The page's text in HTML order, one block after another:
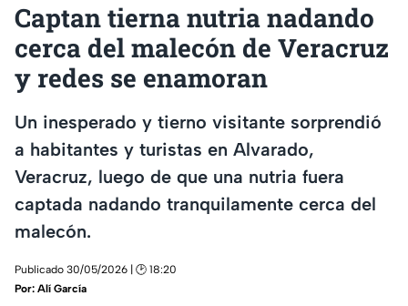
Captan tierna nutria nadando
cerca del malecón de Veracruz
y redes se enamoran
Un inesperado y tierno visitante sorprendió
a habitantes y turistas en Alvarado,
Veracruz, luego de que una nutria fuera
captada nadando tranquilamente cerca del
malecón.
Publicado 30/05/2026 | 🕑 18:20
Por: Alí García